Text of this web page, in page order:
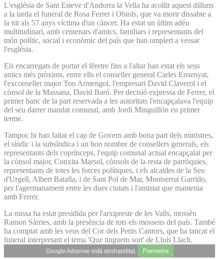
L'església de Sant Esteve d'Andorra la Vella ha acollit aquest dilluns
a la tarda el funeral de Rosa Ferrer i Obiols, que va morir dissabte a
la nit als 57 anys víctima d'un càncer. Ha estat un últim adéu
multitudinari, amb centenars d'amics, familiars i representants del
món polític, social i econòmic del país que han omplert a vessar
l'església.
Els encarregats de portar el fèretre fins a l'altar han estat els seus
amics més pròxims, entre ells el conseller general Carles Ensenyat,
l'exconseller major Ton Armengol, l'empresari David Claverol i el
cònsol de la Massana, David Baró. Per decisió expressa de Ferrer, el
primer banc de la part reservada a les autoritats l'encapçalava l'equip
del seu darrer mandat comunal, amb Jordi Minguillón en primer
terme.
Tampoc hi han faltat el cap de Govern amb bona part dels ministres,
el síndic i la subsíndica i un bon nombre de consellers generals, els
representants dels coprínceps, l'equip comunal actual encapçalat per
la cònsol major, Conxita Marsol, cònsols de la resta de parròquies,
representants de totes les forces polítiques, i els alcaldes de la Seu
d'Urgell, Albert Batalla, i de Sant Pol de Mar, Montserrat Garrido,
per l'agermanament entre les dues ciutats i l'amistat que mantenia
amb Ferrer.
La missa ha estat presidida per l'arxipreste de les Valls, mossèn
Ramon Sàrries, amb la presència de tots els mossens del país. També
ha comptat amb les veus del Cor dels Petits Cantors, que ha tancat el
funeral interpretant el tema 'Que tinguem sort' de Lluís Llach.
Google Adsense està deshabilitat. Permetre